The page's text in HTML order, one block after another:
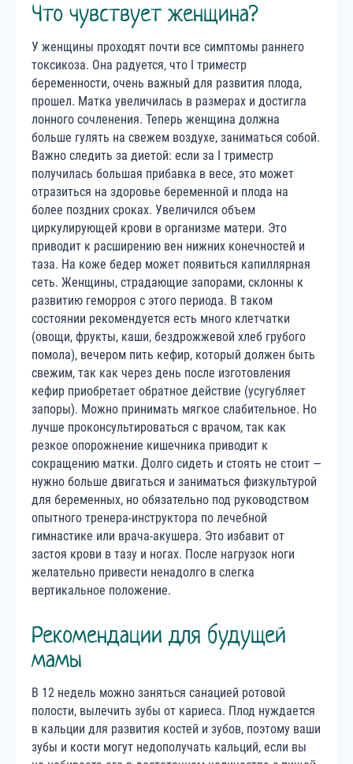
Что чувствует женщина?
У женщины проходят почти все симптомы раннего
токсикоза. Она радуется, что I триместр
беременности, очень важный для развития плода,
прошел. Матка увеличилась в размерах и достигла
лонного сочленения. Теперь женщина должна
больше гулять на свежем воздухе, заниматься собой.
Важно следить за диетой: если за I триместр
получилась большая прибавка в весе, это может
отразиться на здоровье беременной и плода на
более поздних сроках. Увеличился объем
циркулирующей крови в организме матери. Это
приводит к расширению вен нижних конечностей и
таза. На коже бедер может появиться капиллярная
сеть. Женщины, страдающие запорами, склонны к
развитию геморроя с этого периода. В таком
состоянии рекомендуется есть много клетчатки
(овощи, фрукты, каши, бездрожжевой хлеб грубого
помола), вечером пить кефир, который должен быть
свежим, так как через день после изготовления
кефир приобретает обратное действие (усугубляет
запоры). Можно принимать мягкое слабительное. Но
лучше проконсультироваться с врачом, так как
резкое опорожнение кишечника приводит к
сокращению матки. Долго сидеть и стоять не стоит —
нужно больше двигаться и заниматься физкультурой
для беременных, но обязательно под руководством
опытного тренера-инструктора по лечебной
гимнастике или врача-акушера. Это избавит от
застоя крови в тазу и ногах. После нагрузок ноги
желательно привести ненадолго в слегка
вертикальное положение.
Рекомендации для будущей
мамы
В 12 недель можно заняться санацией ротовой
полости, вылечить зубы от кариеса. Плод нуждается
в кальции для развития костей и зубов, поэтому ваши
зубы и кости могут недополучать кальций, если вы